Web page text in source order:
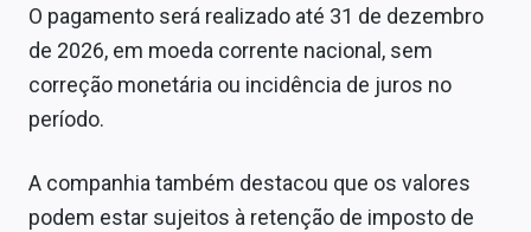
O pagamento será realizado até 31 de dezembro
de 2026, em moeda corrente nacional, sem
correção monetária ou incidência de juros no
período.
A companhia também destacou que os valores
podem estar sujeitos à retenção de imposto de